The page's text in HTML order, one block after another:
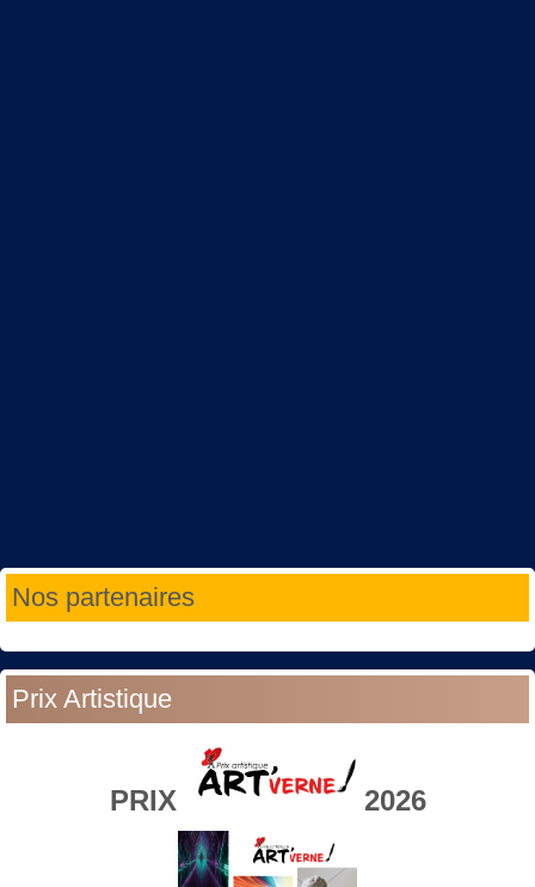
Nos partenaires
Prix Artistique
PRIX 2026
Année
précédente
Mois
précédent
Année
suivante
Mois
suivant